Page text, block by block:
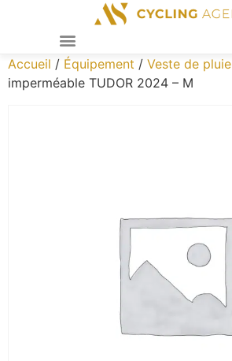
Accueil / Équipement / Veste de pluie
imperméable TUDOR 2024 – M